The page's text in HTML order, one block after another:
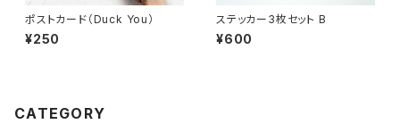
ポストカード（Duck You）
¥250
ステッカー3枚セット B
¥600
CATEGORY